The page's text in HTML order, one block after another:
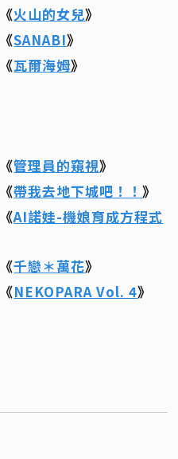
《火山的女兒》
《SANABI》
《瓦爾海姆》
《管理員的窺視》
《帶我去地下城吧！！》
《AI諾娃-機娘育成方程式
《千戀＊萬花》
《NEKOPARA Vol. 4》